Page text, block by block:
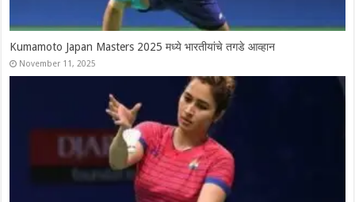
Syed Modi International 2025 चे सर्व विजेते, श्रीकांतचा संघर्षपूर्ण अंतिम
सामन्यात पराभव